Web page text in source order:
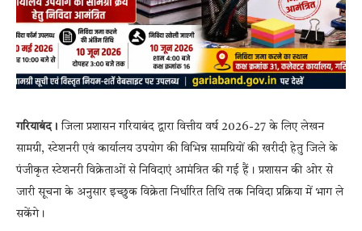
गरियाबंद। जिला प्रशासन गरियाबंद द्वारा वित्तीय वर्ष 2026-27 के लिए लेखन
सामग्री, स्टेशनरी एवं कार्यालय उपयोग की विभिन्न सामग्रियों की खरीदी हेतु जिले के
पंजीकृत स्टेशनरी विक्रेताओं से निविदाएं आमंत्रित की गई हैं। प्रशासन की ओर से
जारी सूचना के अनुसार इच्छुक विक्रेता निर्धारित तिथि तक निविदा प्रक्रिया में भाग ले
सकेंगे।